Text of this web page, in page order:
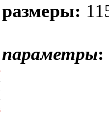
параметры: